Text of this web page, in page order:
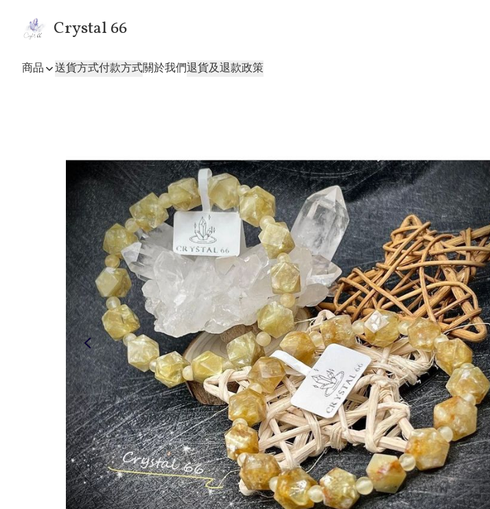
Crystal 66
商品 送貨方式付款方式關於我們退貨及退款政策